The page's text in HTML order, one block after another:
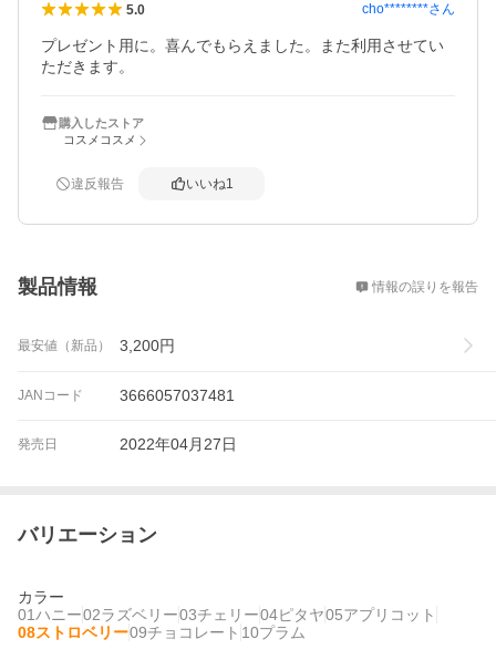
5.0 cho********さん
プレゼント用に。喜んでもらえました。また利用させてい
購入したストア
コスメコスメ
違反報告 いいね1
製品情報 情報の誤りを報告
最安値（新品） 3,200円
JANコード 3666057037481
発売日 2022年04月27日
バリエーション
カラー
01ハニー02ラズベリー03チェリー04ピタヤ05アプリコット
08ストロベリー09チョコレート 10プラム